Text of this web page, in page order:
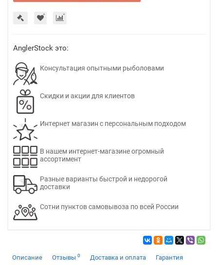
AnglerStock это:
Консультация опытными рыболовами
Скидки и акции для клиентов
Интернет магазин с персональным подходом
В нашем интернет-магазине огромный
ассортимент
Разные варианты быстрой и недорогой
доставки
Сотни пунктов самовывоза по всей России
Описание Отзывы 0 Доставка и оплата Гарантия